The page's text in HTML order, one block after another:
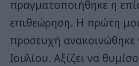
πραγματοποιήθηκε η
επιθεώρηση. Η πρώτη
προσευχή ανακοινώθηκε
Ιουλίου. Αξίζει να